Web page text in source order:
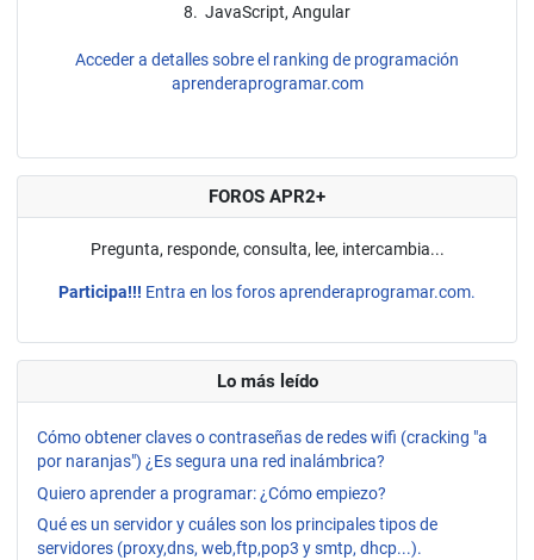
8. JavaScript, Angular
Acceder a detalles sobre el ranking de programación
aprenderaprogramar.com
FOROS APR2+
Pregunta, responde, consulta, lee, intercambia...
Participa!!! Entra en los foros aprenderaprogramar.com.
Lo más leído
Cómo obtener claves o contraseñas de redes wifi (cracking "a
por naranjas") ¿Es segura una red inalámbrica?
Quiero aprender a programar: ¿Cómo empiezo?
Qué es un servidor y cuáles son los principales tipos de
servidores (proxy,dns, web,ftp,pop3 y smtp, dhcp...).